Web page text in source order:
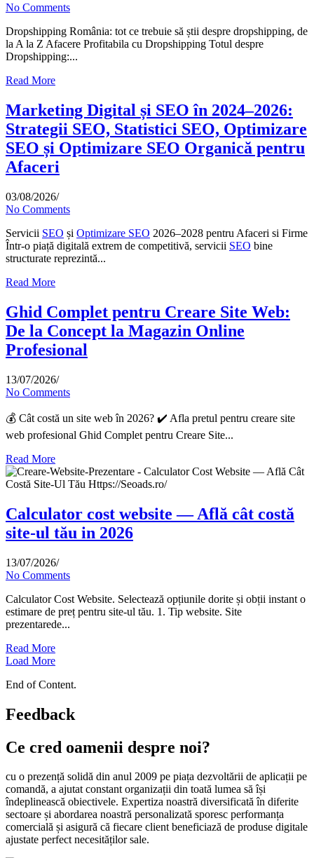
No Comments
Dropshipping România: tot ce trebuie să știi despre dropshipping, de
la A la Z Afacere Profitabila cu Dropshipping Totul despre
Dropshipping:...
Read More
Marketing Digital și SEO în 2024–2026:
Strategii SEO, Statistici SEO, Optimizare
SEO și Optimizare SEO Organică pentru
Afaceri
03/08/2026/
No Comments
Servicii SEO și Optimizare SEO 2026–2028 pentru Afaceri si Firme
Într-o piață digitală extrem de competitivă, servicii SEO bine
structurate reprezintă...
Read More
Ghid Complet pentru Creare Site Web:
De la Concept la Magazin Online
Profesional
13/07/2026/
No Comments
💰 Cât costă un site web în 2026? ✔️ Afla pretul pentru creare site
web profesional Ghid Complet pentru Creare Site...
Read More
Calculator cost website — Află cât costă
site-ul tău in 2026
13/07/2026/
No Comments
Calculator Cost Website. Selectează opțiunile dorite și obții instant o
estimare de preț pentru site-ul tău. 1. Tip website. Site
prezentarede...
Read More
Load More
End of Content.
Feedback
Ce cred oamenii despre noi?
cu o prezență solidă din anul 2009 pe piața dezvoltării de aplicații pe
comandă, a ajutat constant organizații din toată lumea să își
îndeplinească obiectivele. Expertiza noastră diversificată în diferite
sectoare și abordarea noastră personalizată sporesc performanța
comercială și asigură că fiecare client beneficiază de produse digitale
ajustate perfect necesităților sale.